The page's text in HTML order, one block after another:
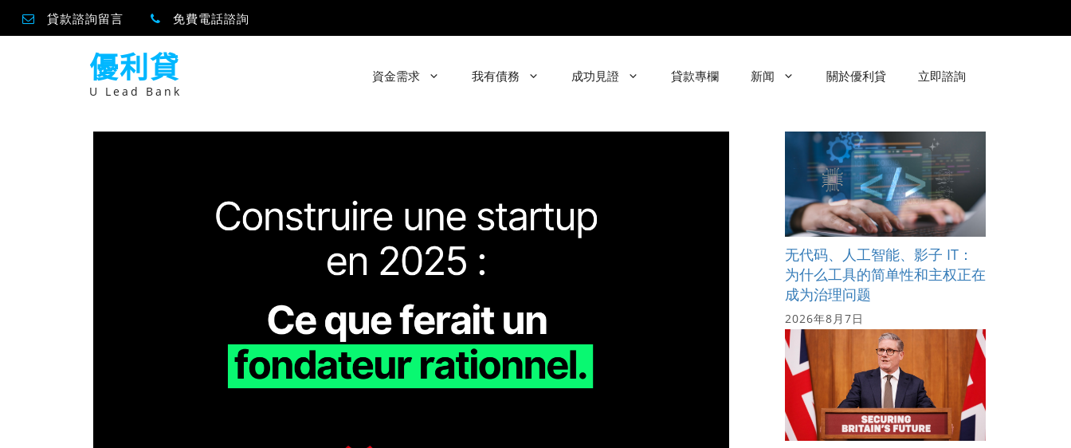
貸款諮詢留言 免費電話諮詢
優利貸
U Lead Bank
資金需求 我有債務 成功見證 貸款專欄 新闻 關於優利貸 立即諮詢
无代码、人工智能、影子 IT：
为什么工具的简单性和主权正在
成为治理问题
2026年8月7日